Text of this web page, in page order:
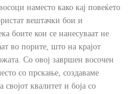
наместо како кај повеќето
вештачки бои и
боите кои се нанесуваат не
во порите, што на крајот
Со овој завршен восочен
со прскање, создаваме
квалитет и боја со